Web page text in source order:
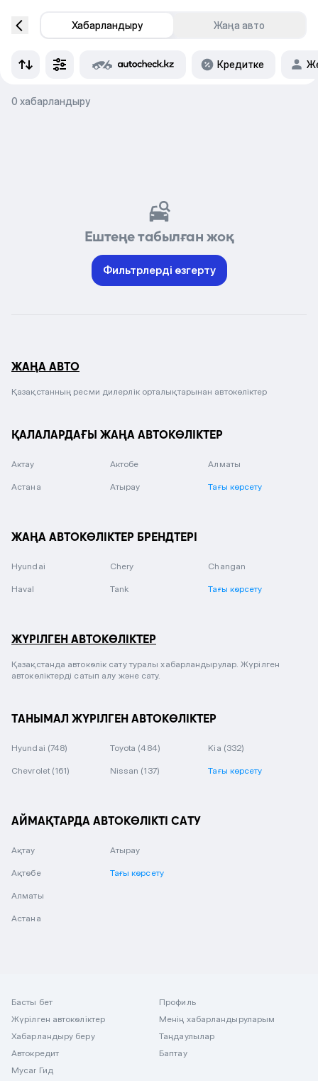
Хабарландыру Жаңа авто
Кредитке
0 хабарландыру
Ештеңе табылған жоқ
Фильтрлерді өзгерту
ЖАҢА АВТО
Қазақстанның ресми дилерлік орталықтарынан автокөліктер
ҚАЛАЛАРДАҒЫ ЖАҢА АВТОКӨЛІКТЕР
Актау Актобе Алматы
Астана Атырау Тағы көрсету
ЖАҢА АВТОКӨЛІКТЕР БРЕНДТЕРІ
Hyundai Chery Changan
Haval Tank Тағы көрсету
ЖҮРІЛГЕН АВТОКӨЛІКТЕР
Қазақстанда автокөлік сату туралы хабарландырулар. Жүрілген
автокөліктерді сатып алу және сату.
ТАНЫМАЛ ЖҮРІЛГЕН АВТОКӨЛІКТЕР
Hyundai (748) Toyota (484) Kia (332)
Chevrolet (161) Nissan (137) Тағы көрсету
АЙМАҚТАРДА АВТОКӨЛІКТІ САТУ
Ақтау
Ақтөбе
Алматы
Астана
Атырау
Тағы көрсету
Басты бет
Жүрілген автокөліктер
Хабарландыру беру
Автокредит
Mycar Гид
Профиль
Менің хабарландыруларым
Таңдаулылар
Баптау